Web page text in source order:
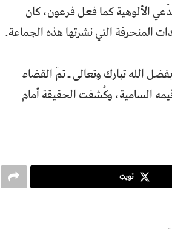
الألوهية كما فعل فرعون، كان
المنحرفة التي نشرتها هذه الجماعة.
الله تبارك وتعالى ـ تمّ القضاء
السامية، وكُشفت الحقيقة أمام
ټویټ